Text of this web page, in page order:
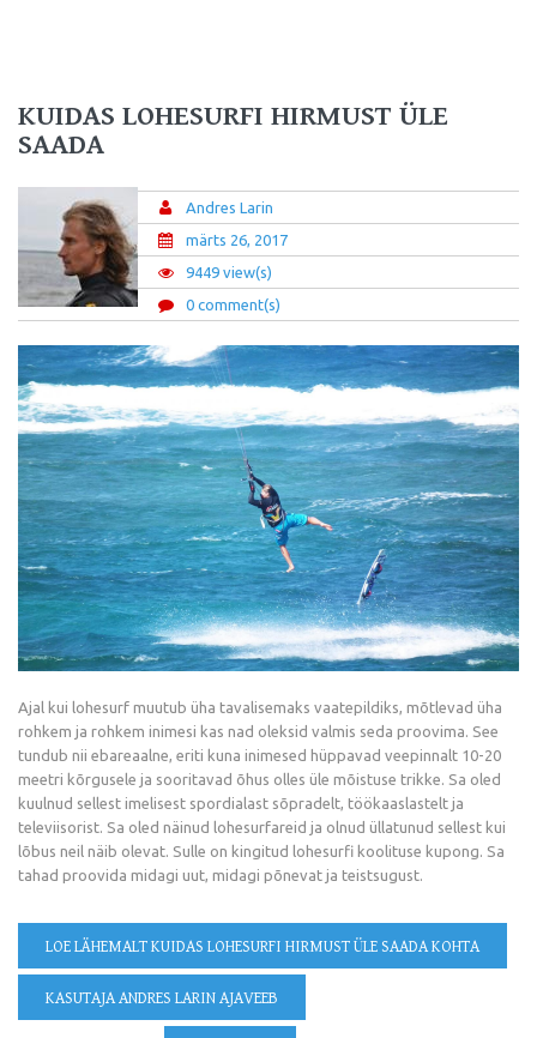
KUIDAS LOHESURFI HIRMUST ÜLE
SAADA
Andres Larin
märts 26, 2017
9449 view(s)
0 comment(s)
Ajal kui lohesurf muutub üha tavalisemaks vaatepildiks, mõtlevad üha
rohkem ja rohkem inimesi kas nad oleksid valmis seda proovima. See
tundub nii ebareaalne, eriti kuna inimesed hüppavad veepinnalt 10-20
meetri kõrgusele ja sooritavad õhus olles üle mõistuse trikke. Sa oled
kuulnud sellest imelisest spordialast sõpradelt, töökaaslastelt ja
televiisorist. Sa oled näinud lohesurfareid ja olnud üllatunud sellest kui
lõbus neil näib olevat. Sulle on kingitud lohesurfi koolituse kupong. Sa
tahad proovida midagi uut, midagi põnevat ja teistsugust.
LOE LÄHEMALTKUIDAS LOHESURFI HIRMUST ÜLE SAADA KOHTA
KASUTAJA ANDRES LARIN AJAVEEB